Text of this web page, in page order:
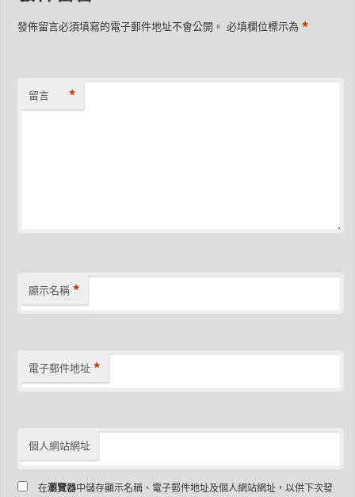
發佈留言必須填寫的電子郵件地址不會公開。 必填欄位標示為*
留言 *
顯示名稱 *
電子郵件地址 *
個人網站網址
在瀏覽器中儲存顯示名稱、電子郵件地址及個人網站網址，以供下次發